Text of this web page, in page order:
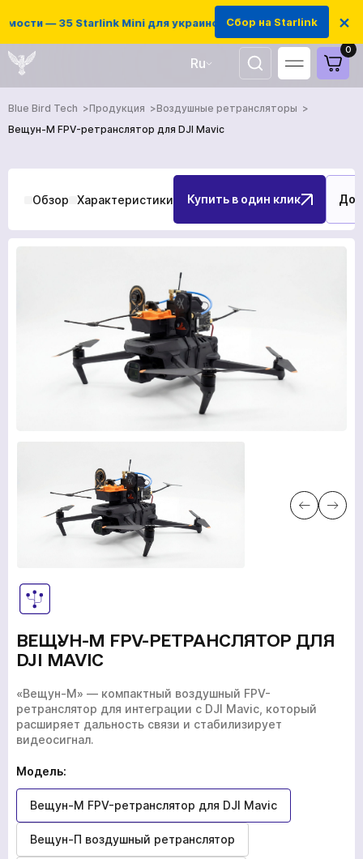
— 35 Starlink Mini для украинских защитников
Сбор на Starlink ×
Ru
UA
EN
0
ПРОДУКЦИЯ
УСЛУГИ
КОМПАНИИ
ВАКАНСИИ
МЕРЧ
Blue Bird Tech Продукция
Воздушные ретрансляторы
Вещун-М FPV-ретранслятор для DJI Mavic
Обзор Характеристики Купить в один клик
ВЕЩУН-М FPV-РЕТРАНСЛЯТОР ДЛЯ
DJI MAVIC
«Вещун-М» — компактный воздушный FPV-
ретранслятор для интеграции с DJI Mavic, который
расширяет дальность связи и стабилизирует
видеосигнал.
Модель:
Вещун-М FPV-ретранслятор для DJI Mavic
Вещун-П воздушный ретранслятор